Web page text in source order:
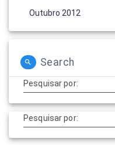
Outubro 2012
Search
Pesquisar por:
Pesquisar por: